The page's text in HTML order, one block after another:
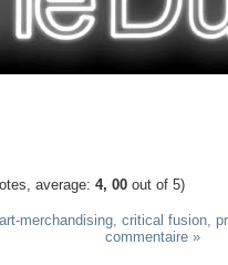
average: 4, 00 out of 5)
art-merchandising, critical fusion,
commentaire »